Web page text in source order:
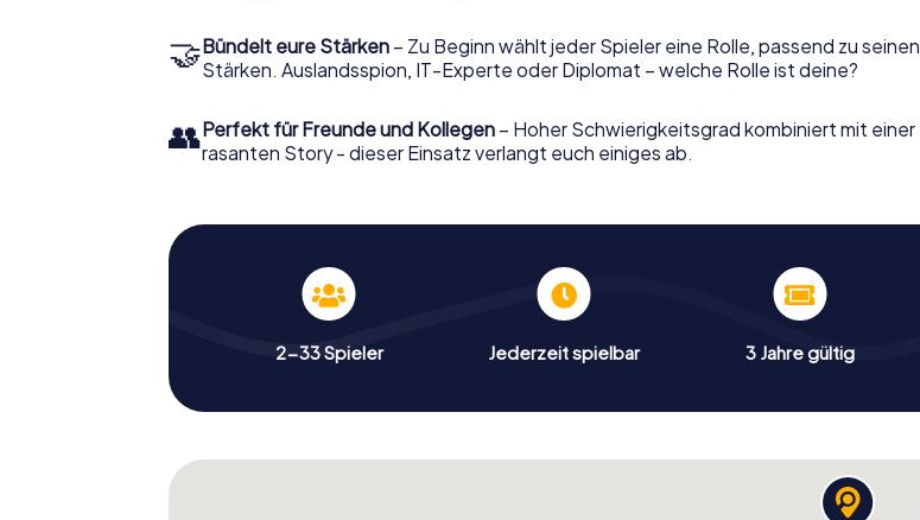
🤝Bündelt eure Stärken – Zu Beginn wählt jeder Spieler eine Rolle, passend zu seinen
Stärken. Auslandsspion, IT-Experte oder Diplomat – welche Rolle ist deine?
👥Perfekt für Freunde und Kollegen – Hoher Schwierigkeitsgrad kombiniert mit einer
rasanten Story - dieser Einsatz verlangt euch einiges ab.
2-33 Spieler Jederzeit spielbar 3 Jahre gültig